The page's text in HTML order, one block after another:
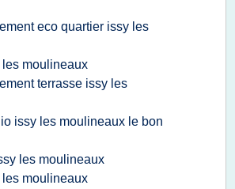
eco quartier issy les
moulineaux
terrasse issy les
issy les moulineaux le bon
les moulineaux
moulineaux